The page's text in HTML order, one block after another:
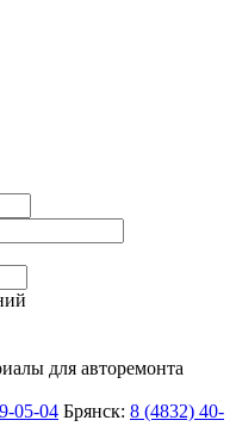
для авторемонта
05-04 Брянск: 8 (4832) 40-